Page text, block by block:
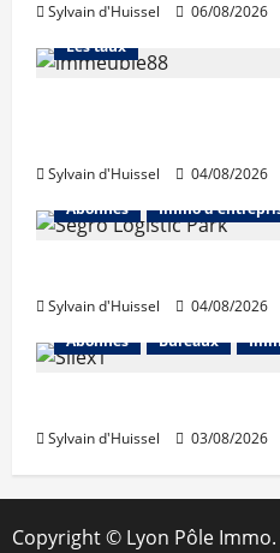
Sylvain d'Huissel 06/08/2026
Abonnés Financement
Les taux
Sylvain d'Huissel
04/08/2026
Abonnés
Immo
Sylvain d'Huissel
04/08/2026
Abonnés
Bureaux
Sylvain d'Huissel 03/08/2026
Copyright © Lyon Pôle